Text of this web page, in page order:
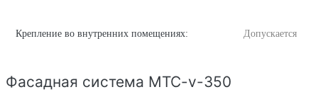
Крепление во внутренних помещениях: Допускается
Фасадная система MTC-v-350